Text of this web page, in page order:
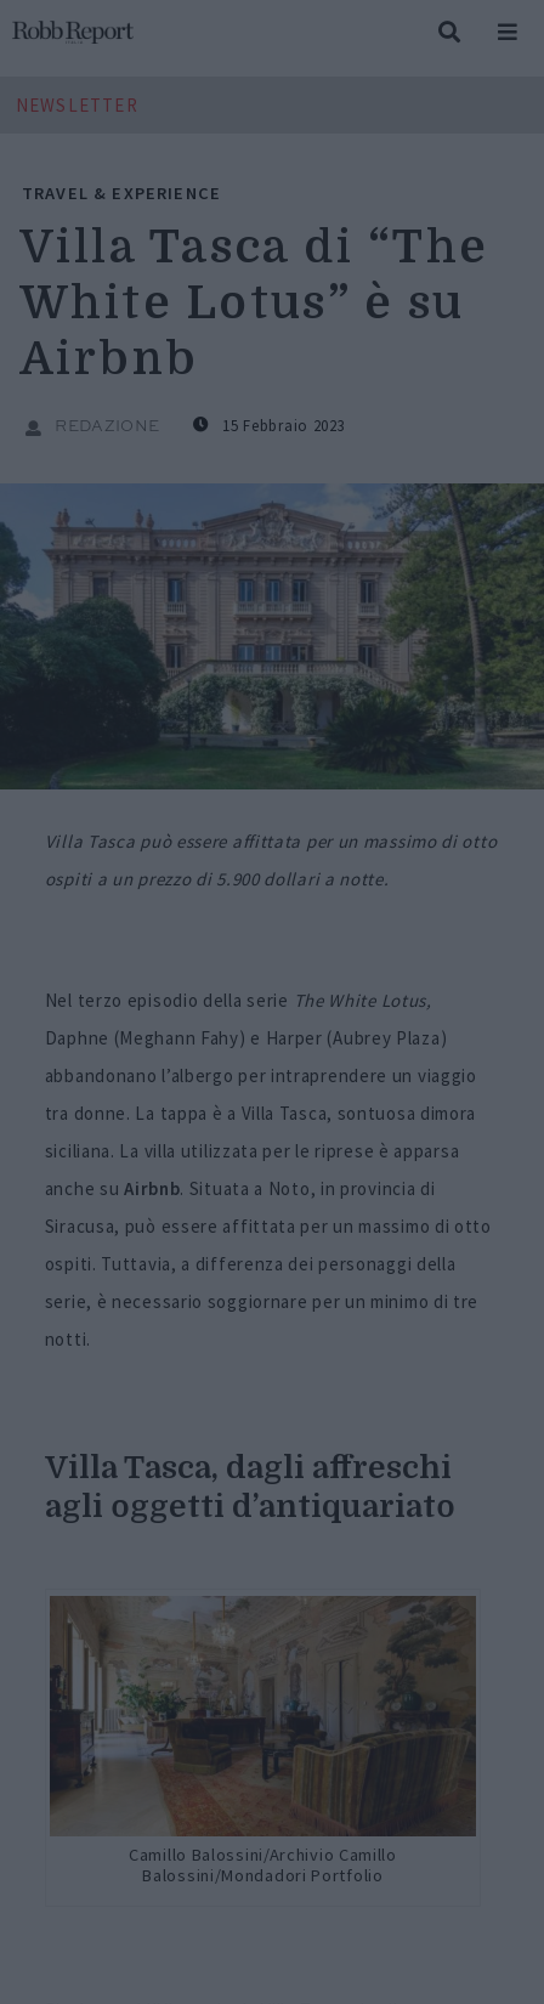
NEWSLETTER
TRAVEL & EXPERIENCE
Villa Tasca di “The
White Lotus” è su
Airbnb
REDAZIONE 15 Febbraio 2023
Villa Tasca può essere affittata per un massimo di otto
ospiti a un prezzo di 5.900 dollari a notte.
Nel terzo episodio della serie The White Lotus,
Daphne (Meghann Fahy) e Harper (Aubrey Plaza)
abbandonano l’albergo per intraprendere un viaggio
tra donne. La tappa è a Villa Tasca, sontuosa dimora
siciliana. La villa utilizzata per le riprese è apparsa
anche suAirbnb. Situata a Noto, in provincia di
Siracusa, può essere affittata per un massimo di otto
ospiti. Tuttavia, a differenza dei personaggi della
serie, è necessario soggiornare per un minimo di tre
notti.
Villa Tasca, dagli affreschi
agli oggetti d’antiquariato
Camillo Balossini/Archivio Camillo
Balossini/Mondadori Portfolio